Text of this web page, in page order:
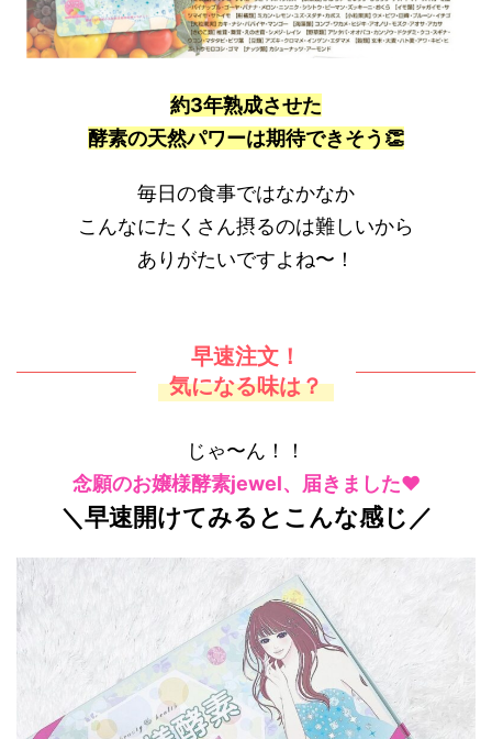
約3年熟成させた
酵素の天然パワーは期待できそう👏
毎日の食事ではなかなか
こんなにたくさん摂るのは難しいから
ありがたいですよね〜！
早速注文！
気になる味は？
じゃ〜ん！！
念願のお嬢様酵素jewel、届きました❤
＼早速開けてみるとこんな感じ／